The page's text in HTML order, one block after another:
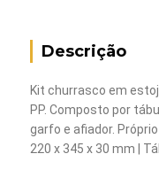
Descrição
Kit churrasco em
PP. Composto por
garfo e afiador.
220 x 345 x 30 mm |